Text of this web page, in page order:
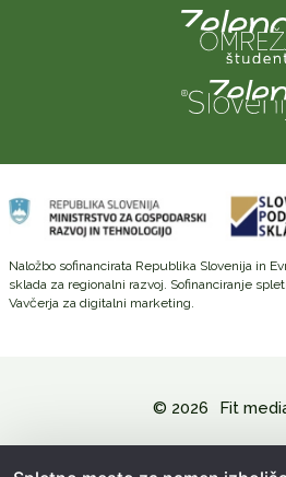
Naložbo sofinancirata Republika Slovenija in
sklada za regionalni razvoj. Sofinanciranje
Vavčerja za digitalni marketing.
© 2026 Fit